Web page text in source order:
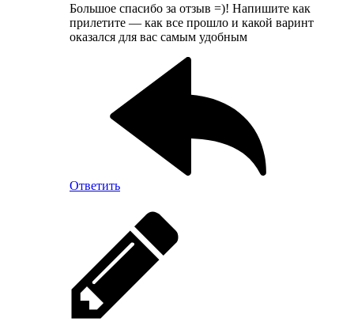
Большое спасибо за отзыв =)! Напишите как
прилетите — как все прошло и какой варинт
оказался для вас самым удобным
Ответить